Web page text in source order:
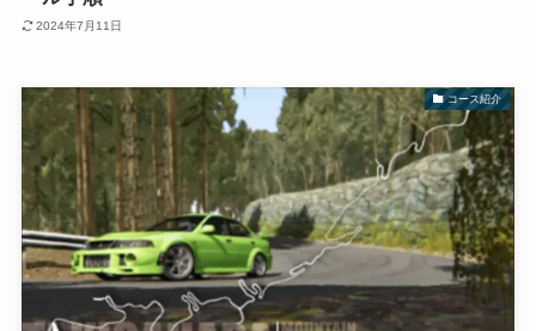
2024年7月11日
コース紹介